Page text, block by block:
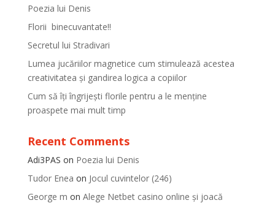
Poezia lui Denis
Florii binecuvantate!!
Secretul lui Stradivari
Lumea jucăriilor magnetice cum stimulează acestea
creativitatea și gandirea logica a copiilor
Cum să îți îngrijești florile pentru a le menține
proaspete mai mult timp
Recent Comments
Adi3PAS on Poezia lui Denis
Tudor Enea on Jocul cuvintelor (246)
George m on Alege Netbet casino online și joacă